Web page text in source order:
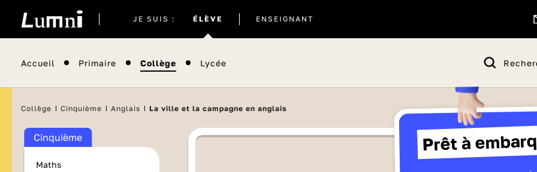
JE SUIS : ÉLÈVE
actuel
ENSEIGNANT
Accueil Primaire Collège Lycée
Prêt à
Collège Cinquième Anglais La ville et la campagne en anglais
Cinquième
Maths